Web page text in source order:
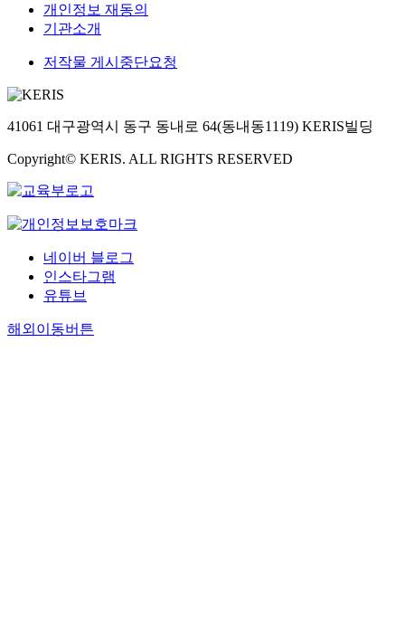
개인정보 재동의
기관소개
저작물 게시중단요청
41061 대구광역시 동구 동내로 64(동내동1119) KERIS빌딩
Copyright© KERIS. ALL RIGHTS RESERVED
네이버 블로그
인스타그램
유튜브
해외이동버튼